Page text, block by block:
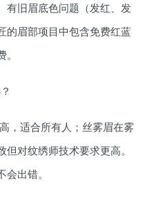
有旧眉底色问题（发红、发
的眉部项目中包含免费红蓝
，适合所有人；丝雾眉在雾
对纹绣师技术要求更高。
出错。